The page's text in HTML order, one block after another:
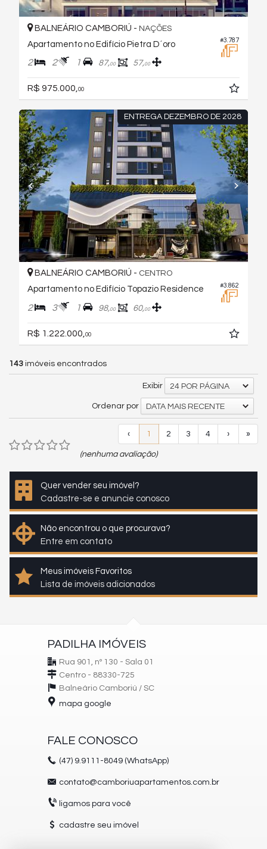
#3.787
BALNEÁRIO CAMBORIÚ - NAÇÕES
Apartamento no Edifício Pietra D´oro
2 2 1 87,00 57,00
R$ 975.000, 00
ENTREGA DEZEMBRO DE 2028
#3.862
BALNEÁRIO CAMBORIÚ - CENTRO
Apartamento no Edifício Topazio Residence
2 3 1 98,00 60,00
R$ 1.222.000, 00
143 imóveis encontrados
Exibir 24 POR PÁGINA
Ordenar por DATA MAIS RECENTE
‹ 1 2 3 4 › »
(nenhuma avaliação)
Quer vender seu imóvel?
Cadastre-se e anuncie conosco
Não encontrou o que procurava?
Entre em contato
Meus imóveis Favoritos
Lista de imóveis adicionados
PADILHA IMÓVEIS
Rua 901, nº 130 - Sala 01
Centro - 88330-725
Balneário Camboriú / SC
mapa google
FALE CONOSCO
(47) 9.9111-8049 (WhatsApp)
contato@camboriuapartamentos.com.br
ligamos para você
cadastre seu imóvel